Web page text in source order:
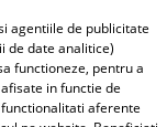
Cosoi,
Curticăpean, a
mai așteptat
agentiile de publicitate
de date analitice)
functioneze, pentru a
in functie de
aferente